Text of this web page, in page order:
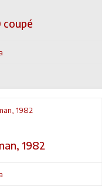
coupé
1982